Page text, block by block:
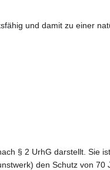
und damit zu einer
§ 2 UrhG darstellt. Sie
den Schutz von